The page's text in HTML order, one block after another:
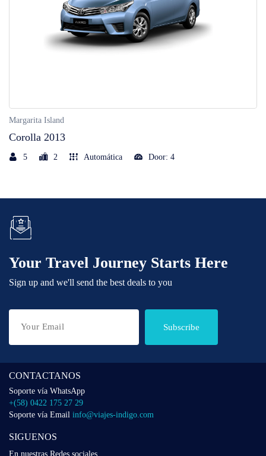
Margarita Island
Corolla 2013
5 2 Automática Door: 4
Your Travel Journey Starts Here
Sign up and we'll send the best deals to you
Subscribe
CONTACTANOS
Soporte vía WhatsApp
+(58) 0422 175 27 29
Soporte vía Email info@viajes-indigo.com
SIGUENOS
En nuestras Redes sociales